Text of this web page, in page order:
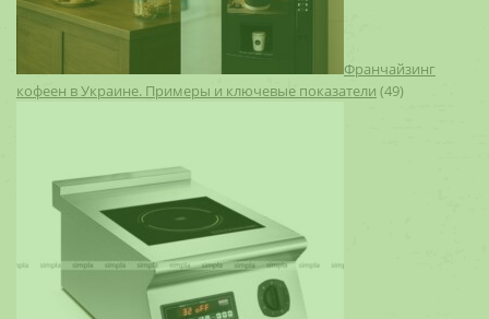
Франчайзинг
кофеен в Украине. Примеры и ключевые показатели (49)